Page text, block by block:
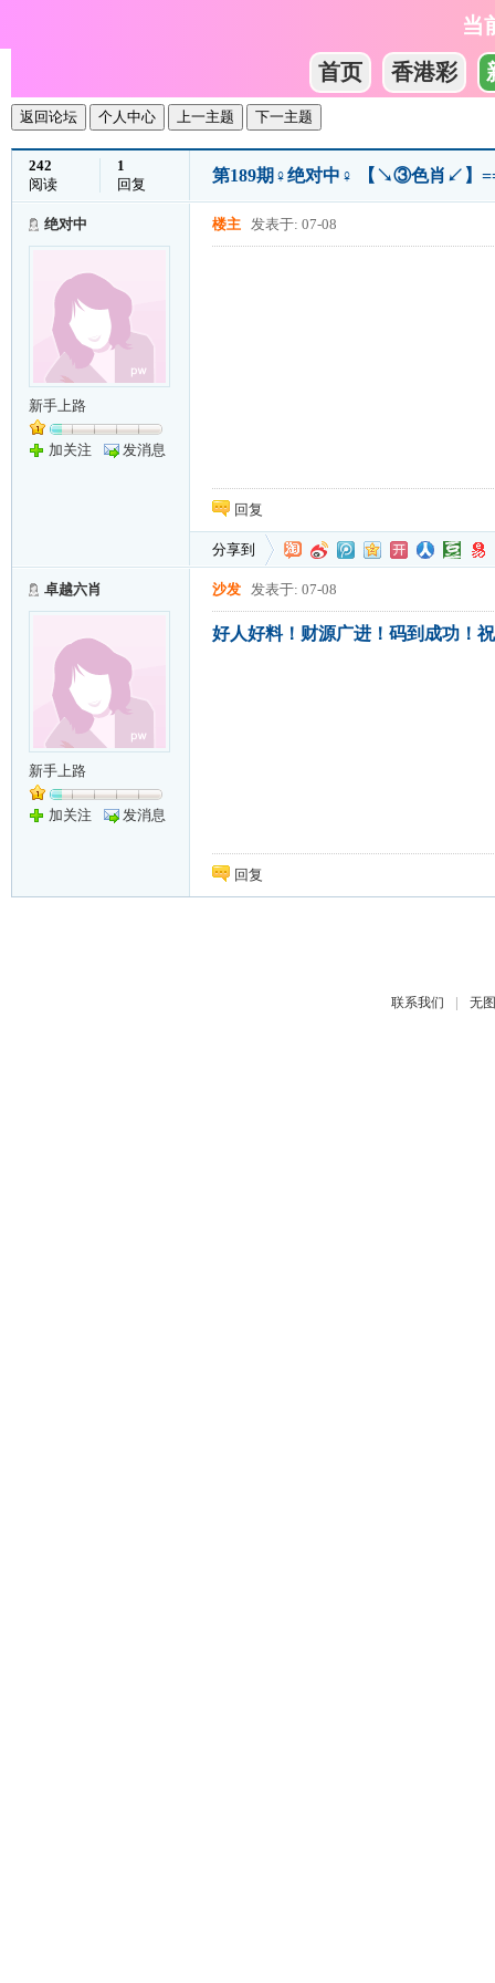
当
首页
香港彩
返回论坛 个人中心 上一主题 下一主题
242
阅读
1
回复
第189期♀绝对中♀ 【↘③色肖↙】
绝对中
新手上路
加关注 发消息
楼主 发表于: 07-08
回复
分享到
卓越六肖
新手上路
加关注 发消息
沙发 发表于: 07-08
好人好料！财源广进！码到成功！
回复
联系我们 | 无